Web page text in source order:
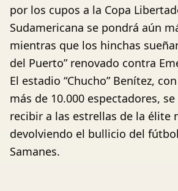
por los cupos a la Copa
Sudamericana se pondrá aún
mientras que los hinchas
del Puerto” renovado contra
El estadio “Chucho” Benítez,
más de 10.000 espectadores,
recibir a las estrellas de la élite
devolviendo el bullicio del
Samanes.